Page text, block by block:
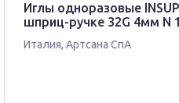
Иглы одноразовые
шприц-ручке 32G 4мм N
Италия, Артсана СпА